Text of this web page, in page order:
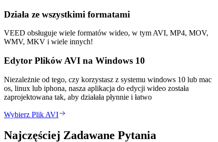
Działa ze wszystkimi formatami
VEED obsługuje wiele formatów wideo, w tym AVI, MP4, MOV,
WMV, MKV i wiele innych!
Edytor Plików AVI na Windows 10
Niezależnie od tego, czy korzystasz z systemu windows 10 lub mac
os, linux lub iphona, nasza aplikacja do edycji wideo została
zaprojektowana tak, aby działała płynnie i łatwo
Wybierz Plik AVI
Najczęściej Zadawane Pytania